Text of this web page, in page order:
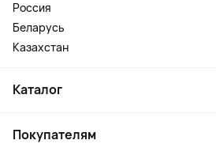
Россия
Беларусь
Казахстан
Каталог
Ноутбуки, мониторы, VR
Покупателям